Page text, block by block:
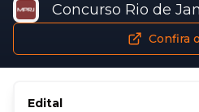
Concurso Rio de
Confira
Edital